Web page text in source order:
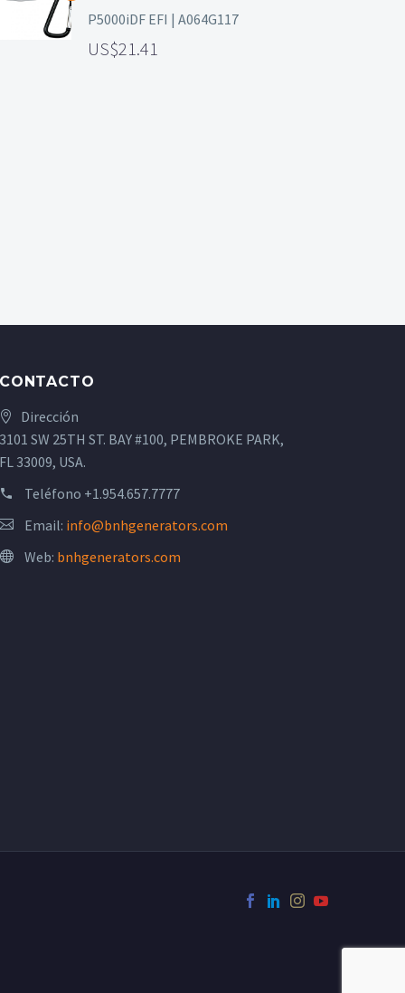
P5000iDF EFI | A064G117
21.41
CONTACTO
Dirección
3101 SW 25TH ST. BAY #100, PEMBROKE PARK,
FL 33009, USA.
Teléfono +1.954.657.7777
Email: info@bnhgenerators.com
Web: bnhgenerators.com